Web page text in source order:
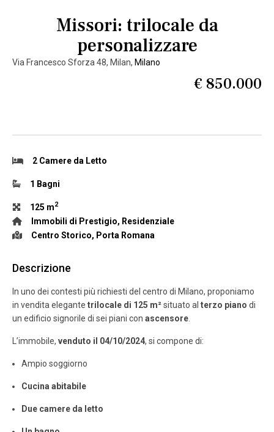
Missori: trilocale da
personalizzare
Via Francesco Sforza 48, Milan, Milano
€ 850.000
2 Camere da Letto
1 Bagni
125 m2
Immobili di Prestigio, Residenziale
Centro Storico, Porta Romana
Descrizione
In uno dei contesti più richiesti del centro di Milano, proponiamo
in vendita elegante trilocale di 125 m²situato al terzo piano di
un edificio signorile di sei piani con ascensore
L’immobile, venduto il 04/10/2024, si compone di:
Ampio soggiorno
Cucina abitabile
Due camere da letto